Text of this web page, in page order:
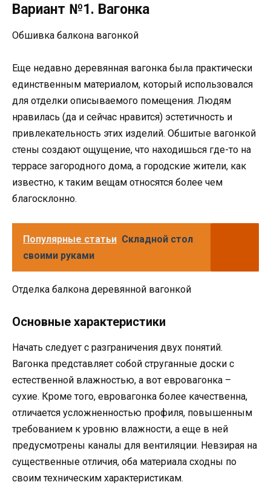
Вариант №1. Вагонка
Обшивка балкона вагонкой
Еще недавно деревянная вагонка была практически
единственным материалом, который использовался
для отделки описываемого помещения. Людям
нравилась (да и сейчас нравится) эстетичность и
привлекательность этих изделий. Обшитые вагонкой
стены создают ощущение, что находишься где-то на
террасе загородного дома, а городские жители, как
известно, к таким вещам относятся более чем
благосклонно.
Популярные статьи Складной стол
своими руками
Отделка балкона деревянной вагонкой
Основные характеристики
Начать следует с разграничения двух понятий.
Вагонка представляет собой струганные доски с
естественной влажностью, а вот евровагонка –
сухие. Кроме того, евровагонка более качественна,
отличается усложненностью профиля, повышенным
требованием к уровню влажности, а еще в ней
предусмотрены каналы для вентиляции. Невзирая на
существенные отличия, оба материала сходны по
своим техническим характеристикам.